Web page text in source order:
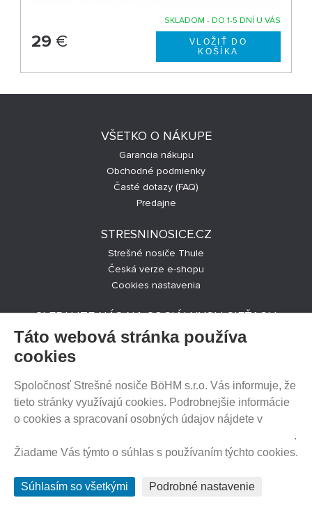
SKLADOM - DO 1-5 DNÍ U VÁS
29 €
VŠETKO O NÁKUPE
Garancia nákupu
Obchodné podmienky
Časté dotazy (FAQ)
Predajne
STRESNINOSICE.CZ
Strešné nosiče Thule
Česká verze e-shopu
Cookies nastavenia
SLEDUJTE NÁS NA SOCIÁLNYCH SIEŤACH
PREDAJ NA SPLÁTKY
HEUREKA.SK
© 2012 - 2026 Strešné nosiče BöHM
Táto webová stránka používa
cookies
Spoločnosť Strešné nosiče BöHM s.r.o. Vás informuje, že
tieto stránky využívajú cookies. Podrobnejšie informácie
o cookies a spracovaní osobných údajov nájdete v
.
Žiadame Vás týmto o súhlas s používaním týchto cookies.
Súhlasím so všetkými Podrobné nastavenie